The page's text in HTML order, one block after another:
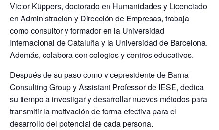
Victor Küppers, doctorado en Humanidades y Licenciado
en Administración y Dirección de Empresas, trabaja
como consultor y formador en la Universidad
Internacional de Cataluña y la Universidad de Barcelona.
Además, colabora con colegios y centros educativos.
Después de su paso como vicepresidente de Barna
Consulting Group y Assistant Professor de IESE, dedica
su tiempo a investigar y desarrollar nuevos métodos para
transmitir la motivación de forma efectiva para el
desarrollo del potencial de cada persona.